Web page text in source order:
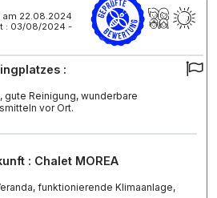
22.08.2024
: 03/08/2024 -
:
gute Reinigung, wunderbare
vor Ort.
: Chalet MOREA
funktionierende Klimaanlage,